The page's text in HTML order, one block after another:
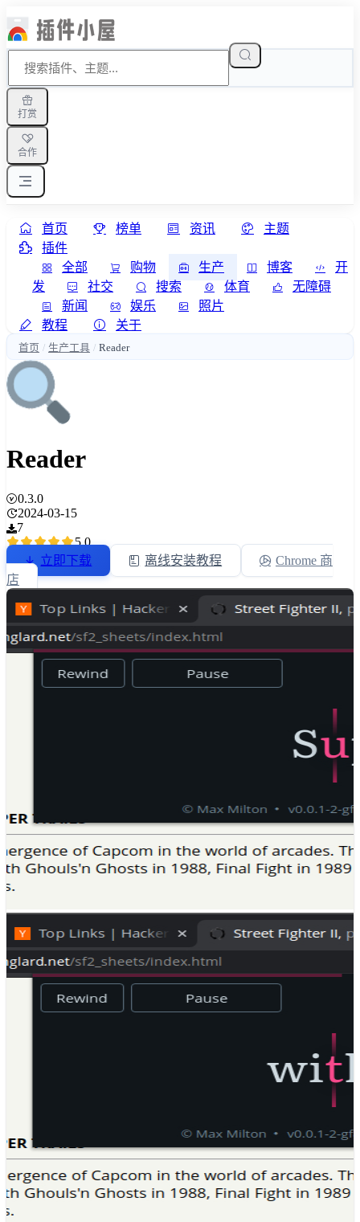
打赏
合作
首页 榜单 资讯
主题
插件
全部
购物 生产 博客
开
发
社交 搜索 体育
无障碍
新闻
娱乐
照片
教程
关于
首页 / 生产工具 / Reader
Reader
0.3.0
2024-03-15
7
5.0
立即下载
离线安装教程
Chrome 商
店